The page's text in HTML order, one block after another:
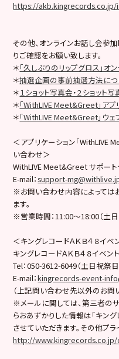
https://akb.kingrecords.co.jp/
その他、オンラインお話し会参
りご確認をお願い致します。
＊「久しぶりのリップグロス」
＊抽選企画の事前抽選方法につ
＊１ショット写真会・２ショット
＊「WithLIVE Meet&Greet」ア
＊「WithLIVE Meet&Greet」ウェ
＜アプリケーション「WithLIVE
い合わせ＞
WithLIVE Meet&Greet サポート
E-mail：support-
※お問い合わせ内容によっては
ます。
※営業時間：11:00〜18:00（土日
＜キングレコードＡＫＢ４８イ
キングレコードＡＫＢ４８イベ
Tel：050-3612-6049（土日祝祭
E-mail：kingrecords-event-
（上記問い合わせ先以外のお問
※メールに関しては、第三者の
らおあずかりした情報は「キン
させていただきます。その他プ
http://